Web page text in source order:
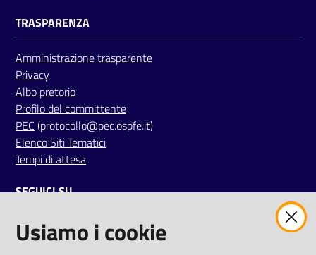
TRASPARENZA
Amministrazione trasparente
Privacy
Albo pretorio
Profilo del committente
PEC (protocollo@pec.ospfe.it)
Elenco Siti Tematici
Tempi di attesa
SEGUICI SU
twitterfacebookyoutube
Usiamo i cookie